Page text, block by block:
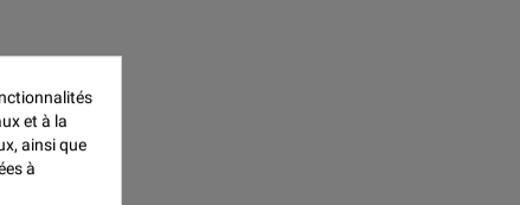
et à la
ainsi que
à